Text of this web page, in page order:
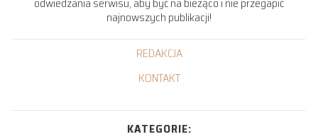
najnowszych publikacji!
REDAKCJA
KONTAKT
KATEGORIE: